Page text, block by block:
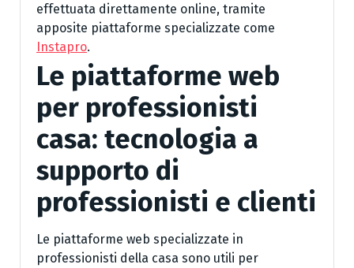
effettuata direttamente online, tramite
apposite piattaforme specializzate come
Instapro.
Le piattaforme web
per professionisti
casa: tecnologia a
supporto di
professionisti e clienti
Le piattaforme web specializzate in
professionisti della casa sono utili per